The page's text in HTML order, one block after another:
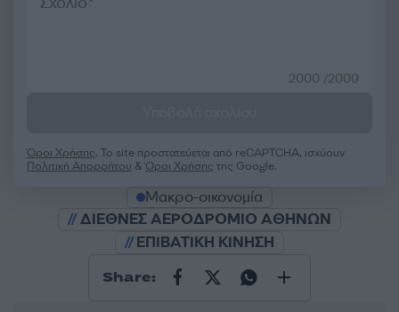
2000 /2000
Όροι Χρήσης. Το site προστατεύεται από reCAPTCHA, ισχύουν
Πολιτική Απορρήτου &Όροι Χρήσης της Google.
Μακρο-οικονομία
ΔΙΕΘΝΕΣ ΑΕΡΟΔΡΟΜΙΟ ΑΘΗΝΩΝ
ΕΠΙΒΑΤΙΚΗ ΚΙΝΗΣΗ
Share: